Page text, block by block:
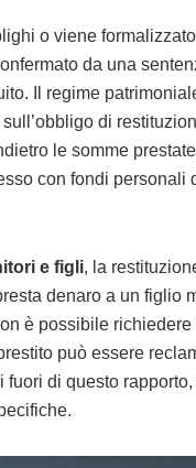
o viene
da una
Il regime
di
le somme
con fondi personali
e figli, la
denaro a un figlio
è possibile
può essere
di questo